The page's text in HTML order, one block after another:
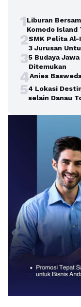
1Liburan
Komodo Island
2SMK Pelita Al-
3 Jurusan
35 Budaya
Ditemukan
4Anies
54 Lokasi
selain Danau